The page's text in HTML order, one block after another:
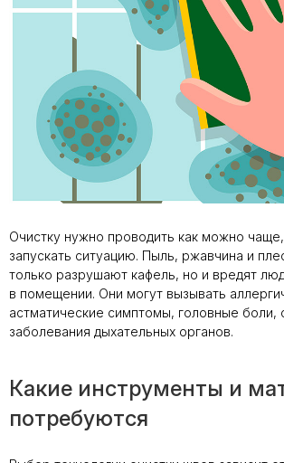
Очистку нужно проводить как можно
запускать ситуацию. Пыль, ржавчина и
только разрушают кафель, но и вредят
в помещении. Они могут вызывать
астматические симптомы, головные боли,
заболевания дыхательных органов.
Какие инструменты и
потребуются